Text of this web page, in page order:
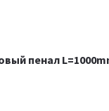
пенал